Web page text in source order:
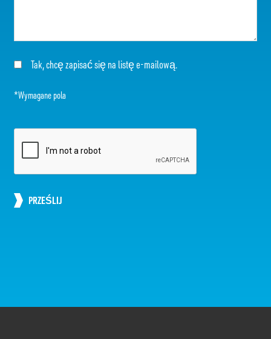
Tak, chcę zapisać się na listę e-mailową.
*Wymagane pola